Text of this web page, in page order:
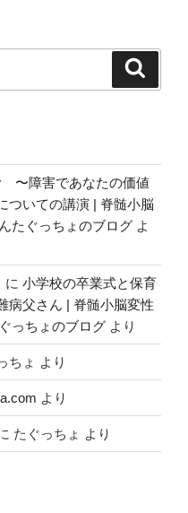
〜障害であなたの価値
ついての講演 | 脊髄小脳
たぐっちょのブログ よ
に 小学校の卒業式と保育
病父さん | 脊髄小脳変性
っちょのブログ より
ちょ より
より
たぐっちょ より